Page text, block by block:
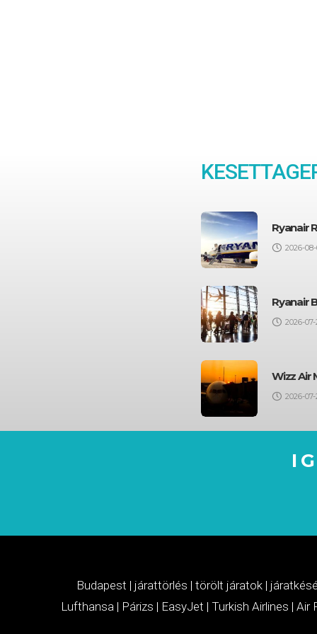
Ryanair
2026-
Ryanair
2026-
Wizz Air
2026-
Budapest | járattörlés | törölt járatok |
Lufthansa| Párizs | EasyJet | Turkish Airlines | Air